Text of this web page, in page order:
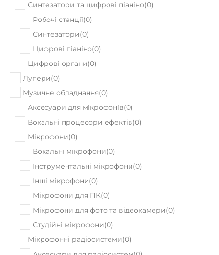
Синтезатори та цифрові піаніно(0)
Робочі станції(0)
Синтезатори(0)
Цифрові піаніно(0)
Цифрові органи(0)
Лупери(0)
Музичне обладнання(0)
Аксeсуари для мікрофонів(0)
Вокальні процесори ефектів(0)
Мікрофони(0)
Вокальні мікрофони(0)
Інструментальні мікрофони(0)
Інші мікрофони(0)
Мікрофони для ПК(0)
Мікрофони для фото та відеокамери(0)
Студійні мікрофони(0)
Мікрофонні радіосистеми(0)